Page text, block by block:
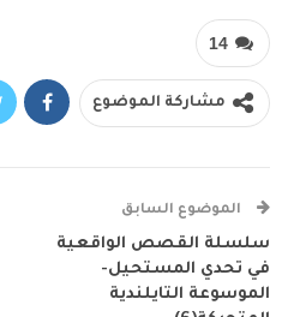
14
مشاركة الموضوع
الموضوع السابق
سلسلة القصص الواقعية
في تحدي المستحيل-
الموسوعة التايلندية